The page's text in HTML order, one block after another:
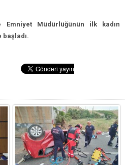
Emniyet Müdürlüğünün ilk kadın